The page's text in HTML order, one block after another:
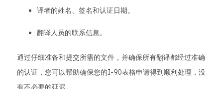
译者的姓名、签名和认证日期。
翻译人员的联系信息。
通过仔细准备和提交所需的文件，并确保所有翻译都经过准确
的认证，您可以帮助确保您的I-90表格申请得到顺利处理，没
有不必要的延迟。